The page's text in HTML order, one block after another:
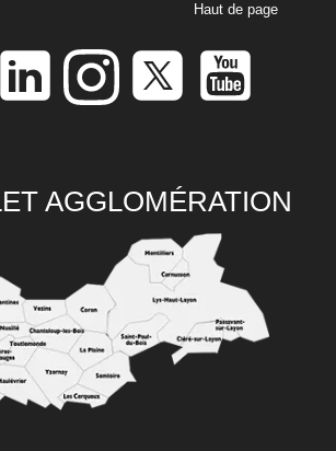
Haut de page
AGGLOMÉRATION